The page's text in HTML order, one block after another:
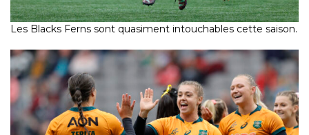
Les Blacks Ferns sont quasiment intouchables cette saison.